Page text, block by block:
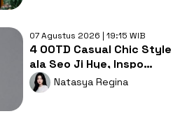
07 Agustus 2026 | 19:15 WIB
4 OOTD Casual Chic Style
ala Seo Ji Hye, Inspo
Gaya Ngampus Sampai
Ngantor!
Natasya Regina